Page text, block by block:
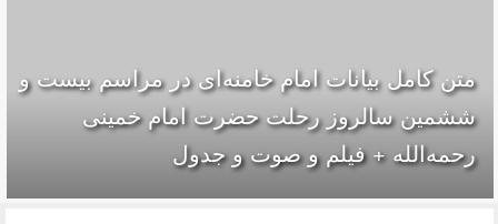
متن کامل بیانات امام خامنه‌ای در مراسم بیست و
ششمین سالروز رحلت حضرت امام خمینی
رحمه‌الله + فیلم و صوت و جدول